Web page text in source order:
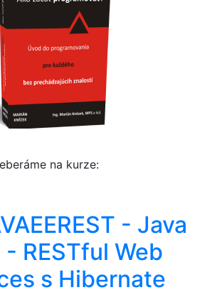
na kurze:
- Java
- RESTful Web
s Hibernate